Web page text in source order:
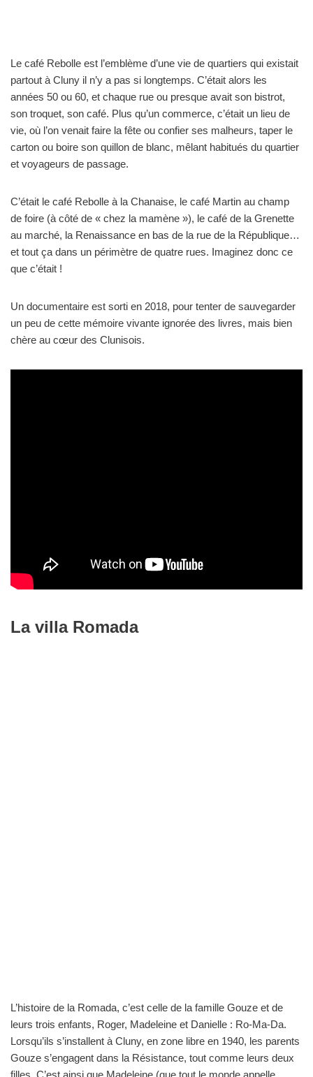
Le café Rebolle est l’emblème d’une vie de quartiers qui existait
partout à Cluny il n’y a pas si longtemps. C’était alors les
années 50 ou 60, et chaque rue ou presque avait son bistrot,
son troquet, son café. Plus qu’un commerce, c’était un lieu de
vie, où l’on venait faire la fête ou confier ses malheurs, taper le
carton ou boire son quillon de blanc, mêlant habitués du quartier
et voyageurs de passage.
C’était le café Rebolle à la Chanaise, le café Martin au champ
de foire (à côté de « chez la mamène »), le café de la Grenette
au marché, la Renaissance en bas de la rue de la République…
et tout ça dans un périmètre de quatre rues. Imaginez donc ce
que c’était !
Un documentaire est sorti en 2018, pour tenter de sauvegarder
un peu de cette mémoire vivante ignorée des livres, mais bien
chère au cœur des Clunisois.
La villa Romada
L’histoire de la Romada, c’est celle de la famille Gouze et de
leurs trois enfants, Roger, Madeleine et Danielle : Ro-Ma-Da.
Lorsqu’ils s’installent à Cluny, en zone libre en 1940, les parents
Gouze s’engagent dans la Résistance, tout comme leurs deux
filles. C’est ainsi que Madeleine (que tout le monde appelle